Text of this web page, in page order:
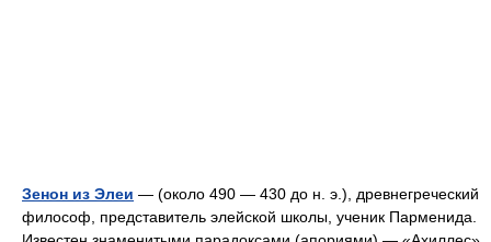
Зенон из Элеи — (около 490 — 430 до н. э.), древнегреческий
философ, представитель элейской школы, ученик Парменида.